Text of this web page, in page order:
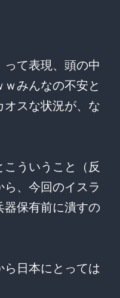
って表現、頭の中
みんなの不安と
スな状況が、な
ういうこと（反
、今回のイスラ
器保有前に潰すの
日本にとっては